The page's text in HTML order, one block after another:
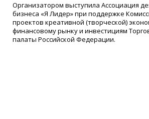
Организатором выступила Ассоциация
бизнеса «Я Лидер» при поддержке
проектов креативной (творческой)
финансовому рынку и инвестициям
палаты Российской Федерации.